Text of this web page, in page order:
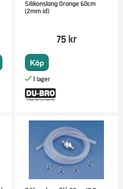
Silikonslang Orange 60cm
(2mm id)
75 kr
Köp